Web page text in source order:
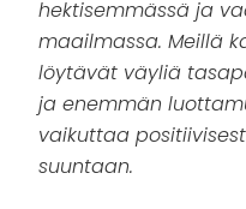
hektisemmässä ja
maailmassa. Meillä
löytävät väyliä
ja enemmän
vaikuttaa
suuntaan.